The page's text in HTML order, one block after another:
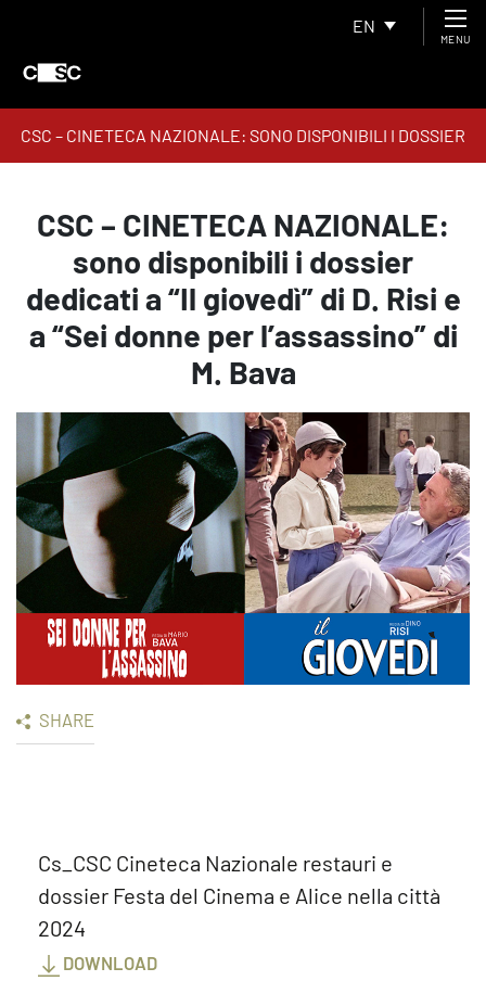
EN
MENU
CSC – CINETECA NAZIONALE: SONO DISPONIBILI I DOSSIER
DEDICATI A “IL GIOVEDì” DI D. RISI E A “SEI DONNE PER
CSC – CINETECA NAZIONALE:
sono disponibili i dossier
dedicati a “Il giovedì” di D. Risi e
a “Sei donne per l’assassino” di
M. Bava
SHARE
Cs_CSC Cineteca Nazionale restauri e
dossier Festa del Cinema e Alice nella città
2024
DOWNLOAD